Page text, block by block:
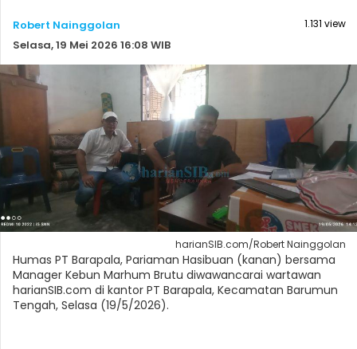
Robert Nainggolan
Selasa, 19 Mei 2026 16:08 WIB
1.131 view
harianSIB.com/Robert Nainggolan
Humas PT Barapala, Pariaman Hasibuan (kanan) bersama
Manager Kebun Marhum Brutu diwawancarai wartawan
harianSIB.com di kantor PT Barapala, Kecamatan Barumun
Tengah, Selasa (19/5/2026).